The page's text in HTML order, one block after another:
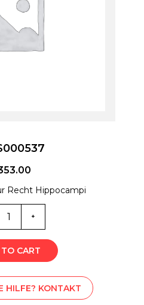
Recht Hippocampi
CART
HILFE? KONTAKT